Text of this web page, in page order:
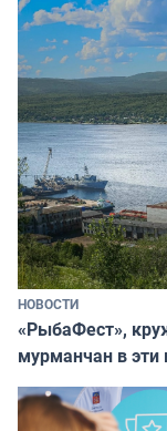
НОВОСТИ
«РыбаФест»,
мурманчан в